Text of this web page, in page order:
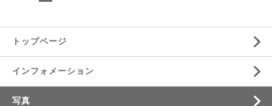
トップページ
インフォメーション
写真